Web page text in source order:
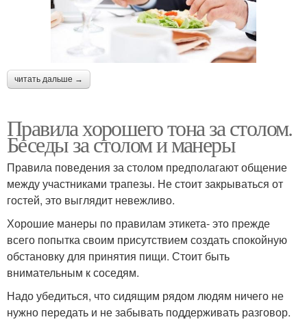
читать дальше →
Правила хорошего тона за столом.
Беседы за столом и манеры
Правила поведения за столом предполагают общение
между участниками трапезы. Не стоит закрываться от
гостей, это выглядит невежливо.
Хорошие манеры по правилам этикета- это прежде
всего попытка своим присутствием создать спокойную
обстановку для принятия пищи. Стоит быть
внимательным к соседям.
Надо убедиться, что сидящим рядом людям ничего не
нужно передать и не забывать поддерживать разговор.